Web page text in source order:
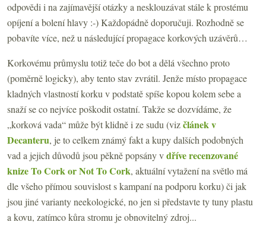
odpovědi i na zajímavější otázky a nesklouzávat stále k prostému
opíjení a bolení hlavy :-) Každopádně doporučuji. Rozhodně se
pobavíte více, než u následující propagace korkových uzávěrů…
Korkovému průmyslu totiž teče do bot a dělá všechno proto
(poměrně logicky), aby tento stav zvrátil. Jenže místo propagace
kladných vlastností korku v podstatě spíše kopou kolem sebe a
snaží se co nejvíce poškodit ostatní. Takže se dozvídáme, že
„korková vada“ může být klidně i ze sudu (vizčlánek v
Decanteru, je to celkem známý fakt a kupy dalších podobných
vad a jejich důvodů jsou pěkně popsány vdříve recenzované
knize To Cork or Not To Cork, aktuální vytažení na světlo má
dle všeho přímou souvislost s kampaní na podporu korku) či jak
jsou jiné varianty neekologické, no jen si představte ty tuny plastu
a kovu, zatímco kůra stromu je obnovitelný zdroj...